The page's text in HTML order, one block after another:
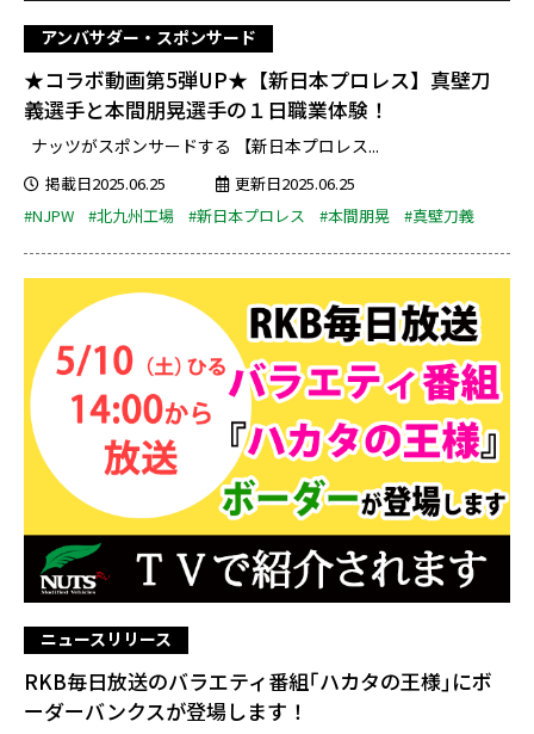
アンバサダー・スポンサード
★コラボ動画第5弾UP★【新日本プロレス】真壁刀
義選手と本間朋晃選手の１日職業体験！
ナッツがスポンサードする 【新日本プロレス...
掲載日2025.06.25
更新日2025.06.25
#NJPW
#北九州工場 #新日本プロレス #本間朋晃 #真壁刀義
ニュースリリース
RKB毎日放送のバラエティ番組｢ハカタの王様｣にボ
ーダーバンクスが登場します！